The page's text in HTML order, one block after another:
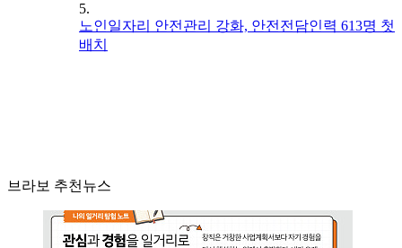
5.
노인일자리 안전관리 강화, 안전전담인력 613명 첫
배치
브라보 추천뉴스